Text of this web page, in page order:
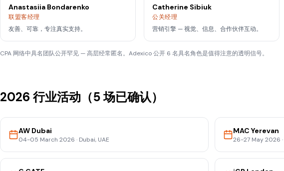
Anastasiia Bondarenko
联盟客经理
友善、可靠，专注真实支持。
Catherine Sibiuk
公关经理
营销引擎 — 视觉、信息、合作伙伴互动。
CPA 网络中具名团队公开罕见 — 高层经常匿名。Adexico 公开 6 名具名角色是值得注意的透明信号。
2026 行业活动（5 场已确认）
AW Dubai
04-05 March 2026 · Dubai, UAE
MAC Yerevan
26-27 May 2026 ·